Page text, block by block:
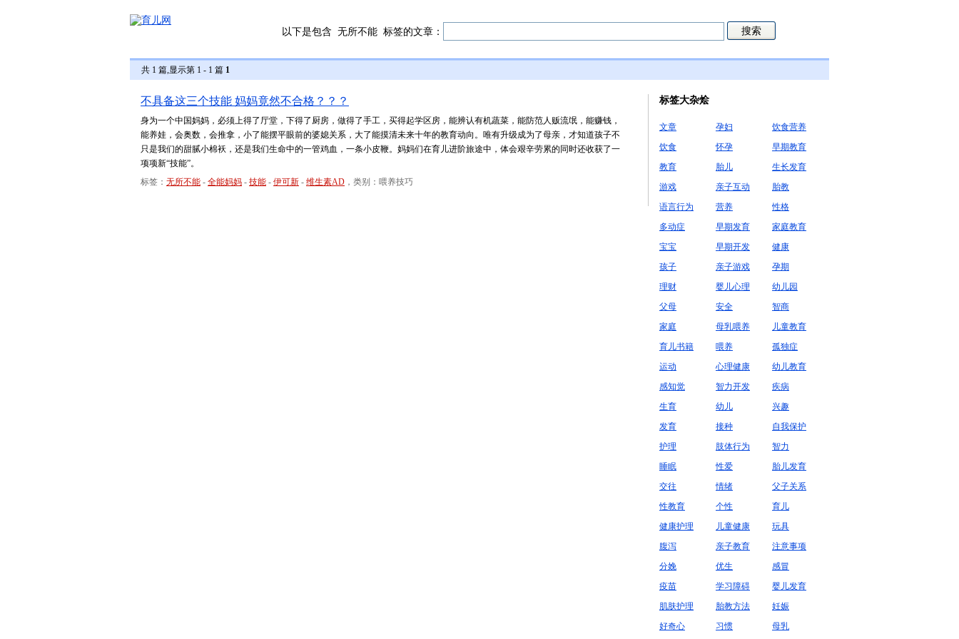
以下是包含 无所不能 标签的文章：
共 1 篇,显示第 1 - 1 篇 1
不具备这三个技能 妈妈竟然不合格？？？
身为一个中国妈妈，必须上得了厅堂，下得了厨房，做得了手工，买得起学区房，能辨认有机蔬菜，能防范人贩流氓，能赚钱，
能养娃，会奥数，会推拿，小了能摆平眼前的婆媳关系，大了能摸清未来十年的教育动向。唯有升级成为了母亲，才知道孩子不
只是我们的甜腻小棉袄，还是我们生命中的一管鸡血，一条小皮鞭。妈妈们在育儿进阶旅途中，体会艰辛劳累的同时还收获了一
项项新“技能”。
标签： 无所不能 - 全能妈妈 - 技能 - 伊可新 - 维生素AD ，类别：喂养技巧
标签大杂烩
文章 孕妇
饮食营养
饮食
怀孕
早期教育
教育
胎儿
生长发育
游戏
亲子互动
胎教
语言行为
营养
性格
多动症
早期发育
家庭教育
宝宝
早期开发
健康
孩子
亲子游戏
孕期
理财
婴儿心理
幼儿园
父母
安全
智商
家庭
母乳喂养
儿童教育
育儿书籍
喂养
孤独症
运动
心理健康
幼儿教育
感知觉
智力开发
疾病
生育
幼儿
兴趣
发育
接种
自我保护
护理
肢体行为
智力
睡眠
性爱
胎儿发育
交往
情绪
父子关系
性教育
个性
育儿
健康护理
儿童健康
玩具
腹泻
亲子教育
注意事项
分娩
优生
感冒
疫苗
学习障碍
婴儿发育
肌肤护理
胎教方法
妊娠
好奇心
习惯 母乳